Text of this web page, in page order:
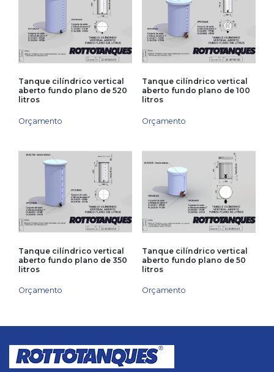
Tanque cilíndrico vertical
aberto fundo plano de 520
litros
Orçamento
Tanque cilíndrico vertical
aberto fundo plano de 100
litros
Orçamento
Tanque cilíndrico vertical
aberto fundo plano de 350
litros
Orçamento
Tanque cilíndrico vertical
aberto fundo plano de 50
litros
Orçamento